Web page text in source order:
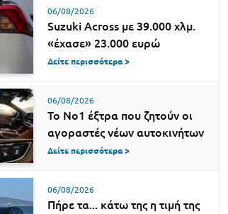
06/08/2026
Suzuki Across με 39.000 χλμ.
«έχασε» 23.000 ευρώ
Δείτε περισσότερα >
06/08/2026
Το Νο1 έξτρα που ζητούν οι
αγοραστές νέων αυτοκινήτων
Δείτε περισσότερα >
06/08/2026
Πήρε τα... κάτω της η τιμή της